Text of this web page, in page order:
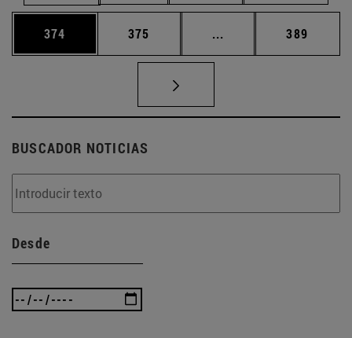
Página
374 Página
375 ... Páginas intermedias
Página
389
BUSCADOR NOTICIAS
Desde